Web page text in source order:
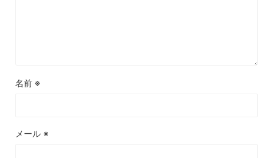
名前 ※
メール ※